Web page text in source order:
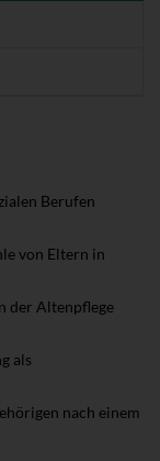
Berufen
von Eltern in
der Altenpflege
als
nach einem